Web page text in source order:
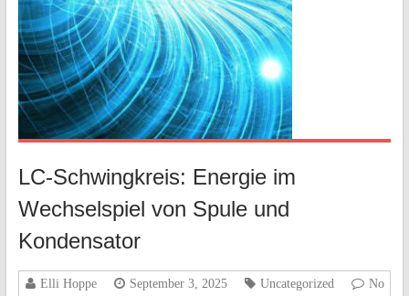
LC-Schwingkreis: Energie im
Wechselspiel von Spule und
Kondensator
Elli Hoppe September 3, 2025 Uncategorized
No